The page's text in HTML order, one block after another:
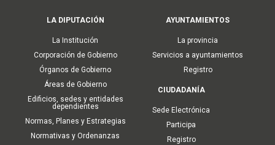
navigation
LA DIPUTACIÓN
La Institución
Corporación de Gobierno
Órganos de Gobierno
Áreas de Gobierno
Edificios, sedes y entidades
dependientes
Normas, Planes y Estrategias
Normativas y Ordenanzas
AYUNTAMIENTOS
La provincia
Servicios a ayuntamientos
Registro
CIUDADANÍA
Sede Electrónica
Participa
Registro